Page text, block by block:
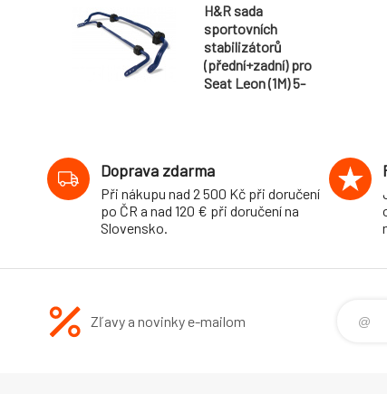
H&R sada
sportovních
stabilizátorů
(přední+zadní) pro
Seat Leon (1M) 5-
Doprava zdarma
Při nákupu nad 2 500 Kč při doručení
po ČR a nad 120 € při doručení na
Slovensko.
Zľavy a novinky e-mailom